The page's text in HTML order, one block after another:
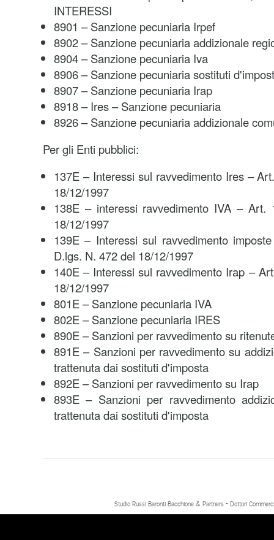
INTERESSI
8901 – Sanzione pecuniaria Irpef
8902 – Sanzione pecuniaria addizionale
8904 – Sanzione pecuniaria Iva
8906 – Sanzione pecuniaria sostituti
8907 – Sanzione pecuniaria Irap
8918 – Ires – Sanzione pecuniaria
8926 – Sanzione pecuniaria addizionale
Per gli Enti pubblici:
137E – Interessi sul ravvedimento Ires –
18/12/1997
138E – interessi ravvedimento IVA –
18/12/1997
139E – Interessi sul ravvedimento
D.lgs. N. 472 del 18/12/1997
140E – Interessi sul ravvedimento Irap –
18/12/1997
801E – Sanzione pecuniaria IVA
802E – Sanzione pecuniaria IRES
890E – Sanzioni per ravvedimento su
891E – Sanzioni per ravvedimento su
trattenuta dai sostituti d'imposta
892E – Sanzioni per ravvedimento su Irap
893E – Sanzioni per ravvedimento
trattenuta dai sostituti d'imposta
Studio Russi Baronti Bacchione & Partners - Dottori